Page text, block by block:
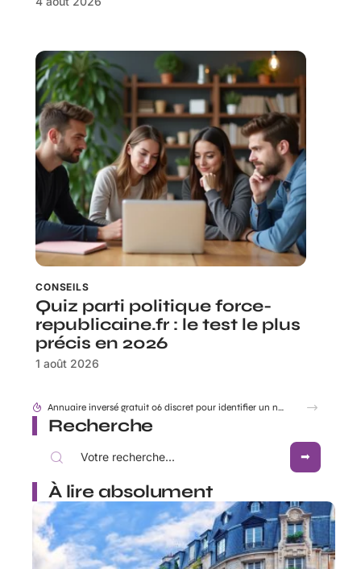
CONSEILS
Quiz parti politique force-
republicaine.fr : le test le plus
précis en 2026
1 août 2026
Annuaire inversé gratuit 06 discret pour identifier un numéro sans être vu
Recherche
À lire absolument